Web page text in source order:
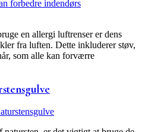
en allergi luftrenser er dens
fra luften. Dette inkluderer støv,
som alle kan forværre